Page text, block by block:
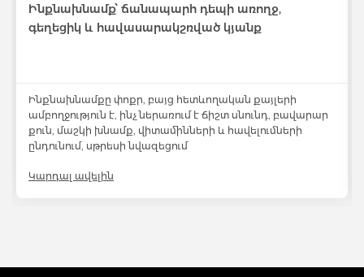
Antidepressants
Բոլորը
Ինքնախնամք՝ ճանապարհ դեպի առողջ,
գեղեցիկ և հավասարակշռված կյանք
Ինքնախնամքը փոքր, բայց հետևողական քայլերի
ամբողջություն է, ինչ ներառում է ճիշտ սնունդ, բավարար
քուն, մաշկի խնամք, վիտամինների և հավելումների
ընդունում, սթրեսի նվազեցում
Կարդալ ավելին